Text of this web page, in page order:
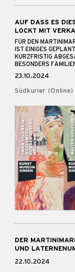
AUF DASS ES
LOCKT MIT
FÜR DEN
IST EINIGES
KURZFRISTIG
BESONDERS
23.10.2024
Südkurier (Online)
DER
UND
22.10.2024